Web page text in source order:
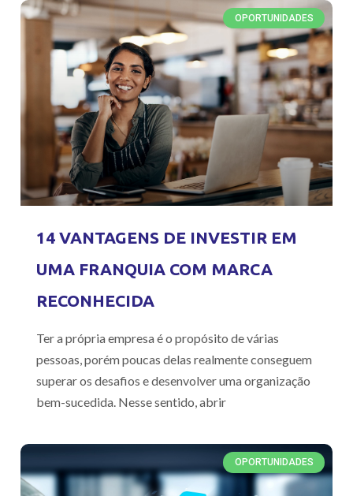
OPORTUNIDADES
14 VANTAGENS DE INVESTIR EM
UMA FRANQUIA COM MARCA
RECONHECIDA
Ter a própria empresa é o propósito de várias
pessoas, porém poucas delas realmente conseguem
superar os desafios e desenvolver uma organização
bem-sucedida. Nesse sentido, abrir
OPORTUNIDADES